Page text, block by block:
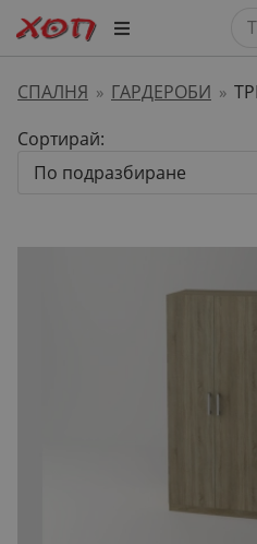
СПАЛНЯ » ГАРДЕРОБИ »
Сортирай:
По подразбиране